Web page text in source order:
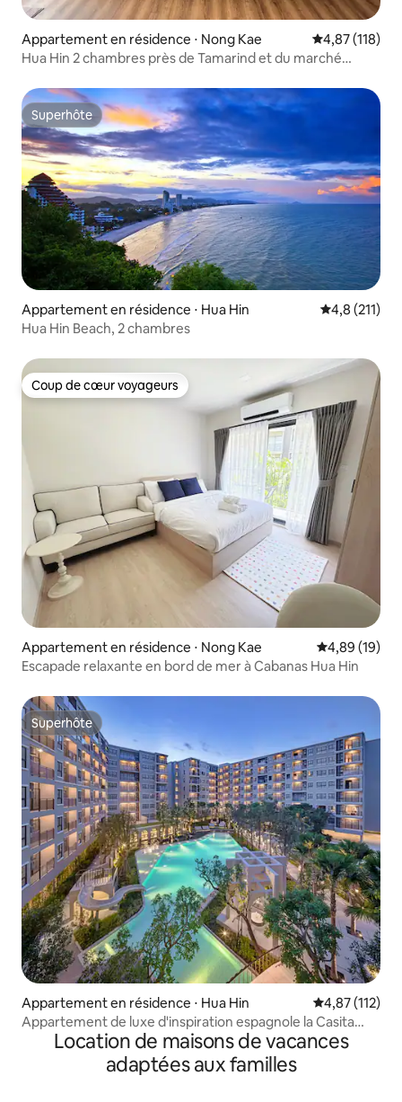
Appartement en résidence ⋅ Nong Kae Évaluation
4,87 (118)
Hua Hin 2 chambres près de Tamarind et du marché
Superhôte
Superhôte
Appartement en résidence ⋅ Hua Hin Évaluation
4,8 (211)
Hua Hin Beach, 2 chambres
Coup de cœur voyageurs
Coup de cœur voyageurs
Appartement en résidence ⋅ Nong Kae Évaluation
4,89 (19)
Escapade relaxante en bord de mer à Cabanas Hua Hin
Superhôte
Superhôte
Appartement en résidence ⋅ Hua Hin Évaluation
4,87 (112)
Appartement de luxe d'inspiration espagnole la Casita
Hua HinLocation de maisons de vacances
adaptées aux familles